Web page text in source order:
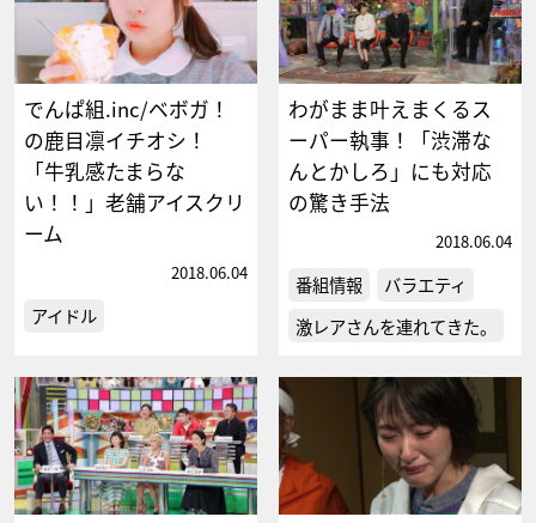
でんぱ組.inc/ベボガ！
の鹿目凛イチオシ！
「牛乳感たまらな
い！！」老舗アイスクリ
ーム
2018.06.04
アイドル
わがまま叶えまくるス
ーパー執事！「渋滞な
んとかしろ」にも対応
の驚き手法
2018.06.04
番組情報
バラエティ
激レアさんを連れてきた。